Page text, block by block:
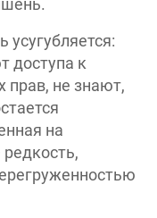
доступа к
прав, не знают,
на